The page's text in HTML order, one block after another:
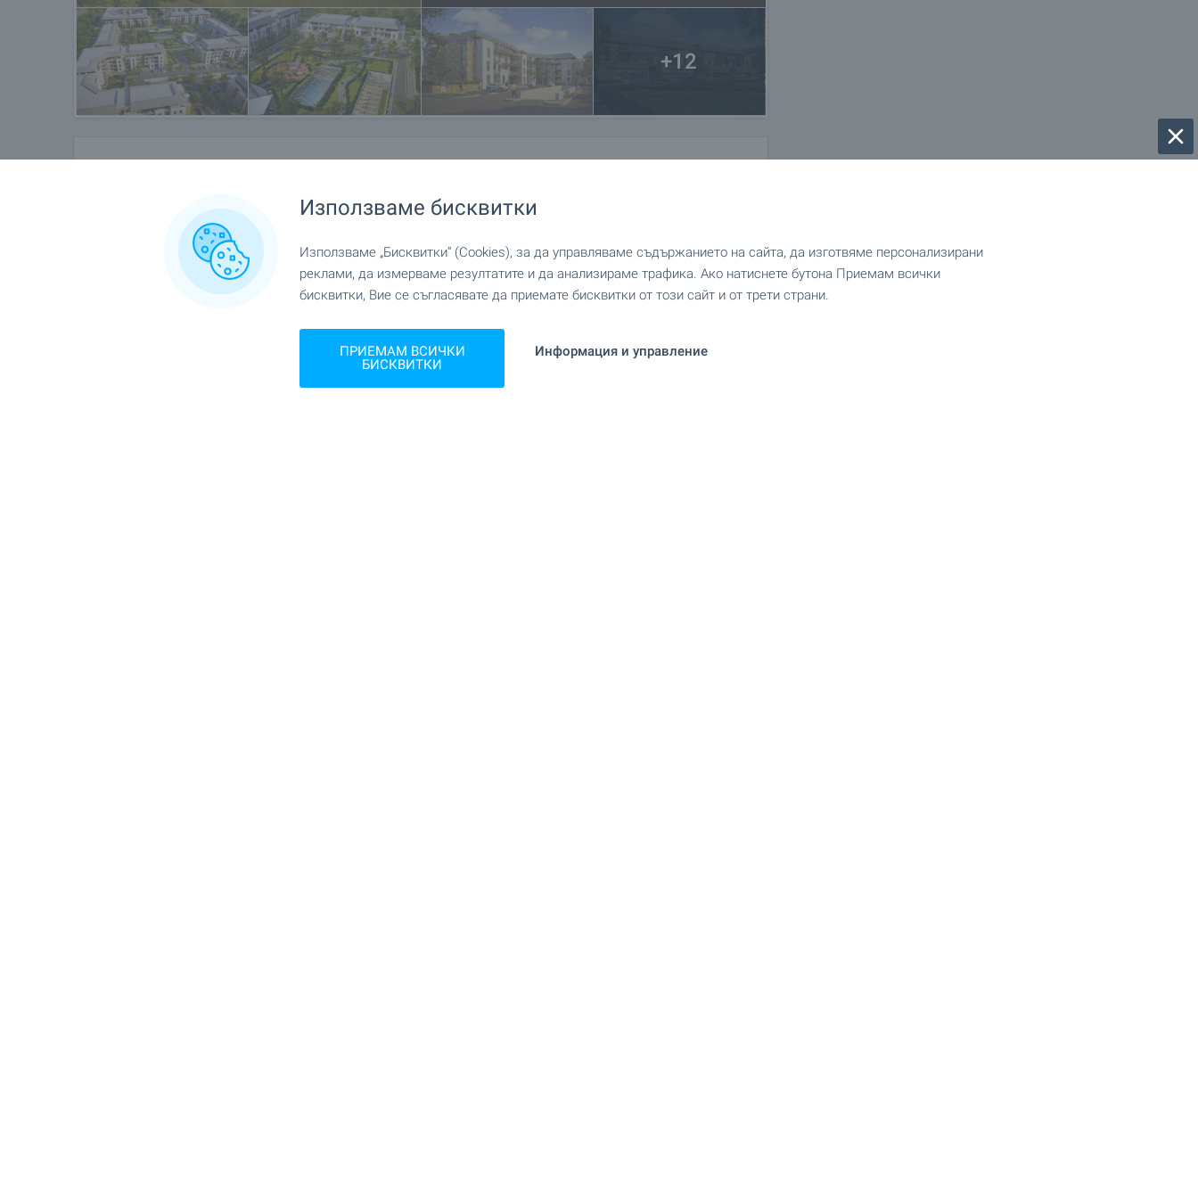
В „Орли Гардънс” ще сте обкръжени от спокойствие и зеленина и ще сте само на няколко минути път от
центъра на града.
КОМПЛЕКСЪТ
„Орли Гардънс” е планиран като модерен комплекс от затворен тип, предлагащ висок стандарт на
живот. Състои се от 530 апартамента в различни типове сгради, които предлагат множество
В центъра на комплекса има голяма градина, потънала в зеленина и открити пространства, където ще
намерите детски площадки с предостатъчно място и за родителите и техните гости. В комплекса има и
частна детска градина, която ще обслужва децата, които живеят там.
площи – супермаркет, химическо чистене, аптека, банка, медицински кабинет и др.
Комплексът разполага и с уникален зимен/летен басейн със спа клуб за ползване само от жителите на
+12
Използваме бисквитки
Използваме „Бисквитки“ (Cookies), за да управляваме съдържанието на сайта, да изготвяме персонализирани
реклами, да измерваме резултатите и да анализираме трафика. Ако натиснете бутона Приемам всички
бисквитки, Вие се съгласявате да приемате бисквитки от този сайт и от трети страни.
ПРИЕМАМ ВСИЧКИ
БИСКВИТКИ
Информация и управление